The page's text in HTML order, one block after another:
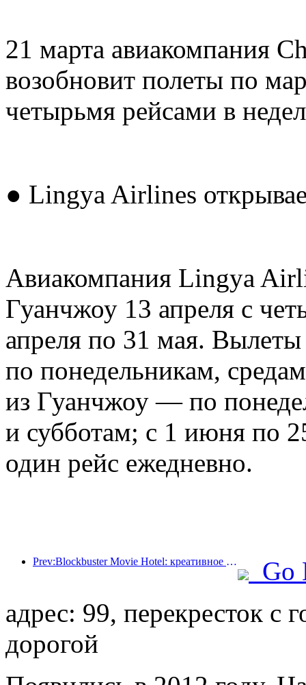
21 марта авиакомпания
возобновит полеты по
четырьмя рейсами в
● Lingya Airlines
Авиакомпания Lingya
Гуанчжоу 13 апреля с
апреля по 31 мая. Вылеты
по понедельникам,
из Гуанчжоу — по
и субботам; с 1 июня по
один рейс ежедневно.
Prev:Blockbuster Movie Hotel: креативное сочетание кинокультуры и опыта проживания
Go
адрес: 99, перекресток с
дорогой